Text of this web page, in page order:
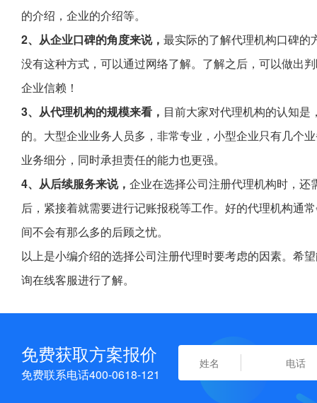
的介绍，企业的介绍等。
2、从企业口碑的角度来说， 最实际的了解代理机构口碑的
没有这种方式，可以通过网络了解。了解之后，可以做出
企业信赖！
3、从代理机构的规模来看， 目前大家对代理机构的认知
的。大型企业业务人员多，非常专业，小型企业只有几个
业务细分，同时承担责任的能力也更强。
4、从后续服务来说， 企业在选择公司注册代理机构时，
后，紧接着就需要进行记账报税等工作。好的代理机构通
间不会有那么多的后顾之忧。
以上是小编介绍的选择公司注册代理时要考虑的因素。希
询在线客服进行了解。
免费获取方案报价
免费联系电话400-0618-121